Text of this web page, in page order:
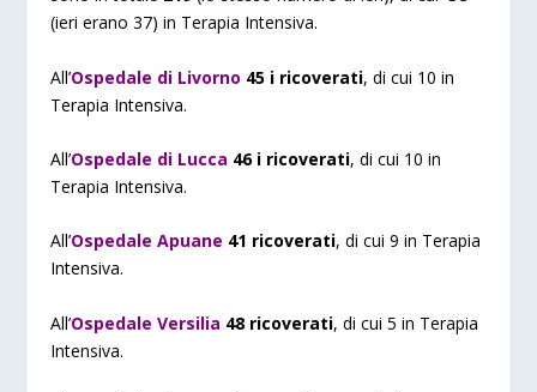
(ieri erano 37) in Terapia Intensiva.
All’Ospedale di Livorno 45 i ricoverati, di cui 10 in
Terapia Intensiva.
All’Ospedale di Lucca 46 i ricoverati, di cui 10 in
Terapia Intensiva.
All’Ospedale Apuane 41 ricoverati, di cui 9 in Terapia
Intensiva.
All’Ospedale Versilia 48 ricoverati, di cui 5 in Terapia
Intensiva.